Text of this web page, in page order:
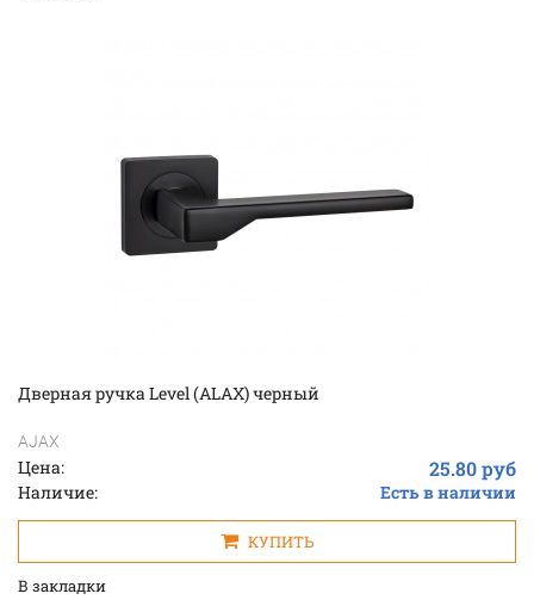
Дверная ручка Level (ALAX) черный
AJAX
Цена: 25.80 руб
Наличие: Есть в наличии
КУПИТЬ
В закладки